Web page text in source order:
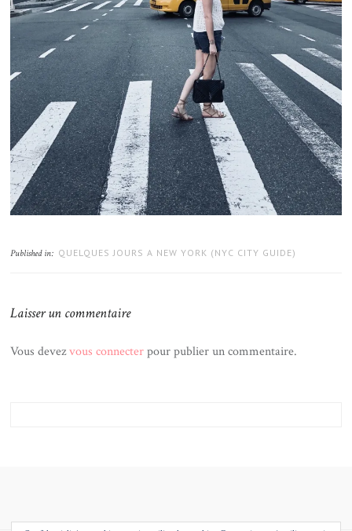
Published in: QUELQUES JOURS A NEW YORK (NYC CITY GUIDE)
Laisser un commentaire
Vous devezvous connecterpour publier un commentaire.